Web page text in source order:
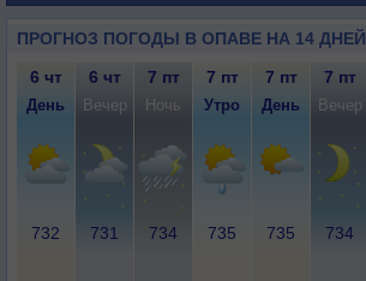
ПРОГНОЗ ПОГОДЫ В ОПАВЕ НА 14 ДНЕЙ
6 чт 6 чт 7 пт 7 пт 7 пт 7 пт
День Вечер Ночь Утро День Вечер
732 731 734 735 735 734